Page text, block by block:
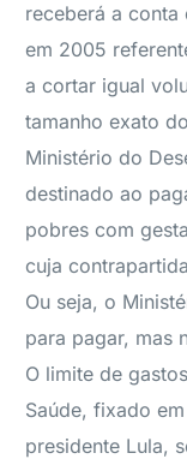
receberá a conta
em 2005
a cortar igual
tamanho exato
Ministério do
destinado ao
pobres com
cuja
Ou seja, o
para pagar, mas
O limite de
Saúde, fixado
presidente Lula,